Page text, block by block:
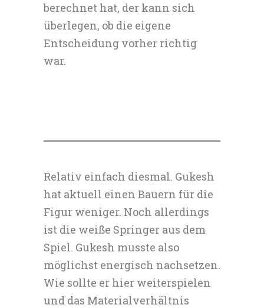
berechnet hat, der kann sich
überlegen, ob die eigene
Entscheidung vorher richtig
war.
Relativ einfach diesmal. Gukesh
hat aktuell einen Bauern für die
Figur weniger. Noch allerdings
ist die weiße Springer aus dem
Spiel. Gukesh musste also
möglichst energisch nachsetzen.
Wie sollte er hier weiterspielen
und das Materialverhältnis